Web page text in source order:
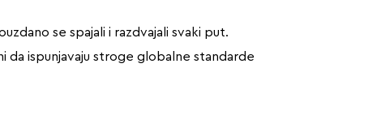
se spajali i razdvajali svaki put.
da ispunjavaju stroge globalne standarde